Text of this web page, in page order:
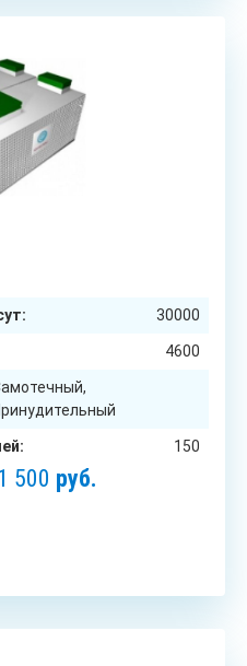
30000
4600
150
500 руб.